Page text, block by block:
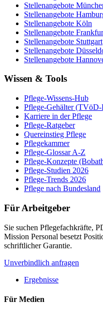
Stellenangebote
Stellenangebote
Stellenangebote Köln
Stellenangebote
Stellenangebote Stuttgart
Stellenangebote
Stellenangebote
Wissen & Tools
Pflege-Wissens-Hub
Pflege-Gehälter (TVöD-
Karriere in der Pflege
Pflege-Ratgeber
Quereinstieg Pflege
Pflegekammer
Pflege-Glossar A-Z
Pflege-Konzepte
Pflege-Studien 2026
Pflege-Trends 2026
Pflege nach Bundesland
Für Arbeitgeber
Sie suchen Pflegefachkräfte,
Mission Personal besetzt
schriftlicher Garantie.
Unverbindlich anfragen
Ergebnisse
Für Medien